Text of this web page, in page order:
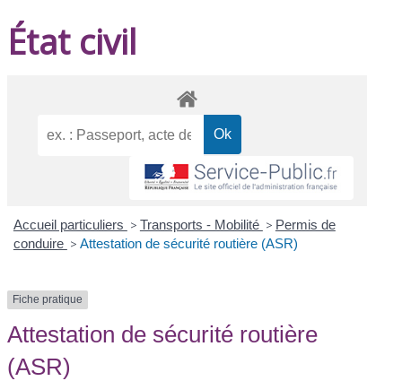
État civil
Accueil particuliers > Transports - Mobilité > Permis de
conduire > Attestation de sécurité routière (ASR)
Fiche pratique
Attestation de sécurité routière
(ASR)